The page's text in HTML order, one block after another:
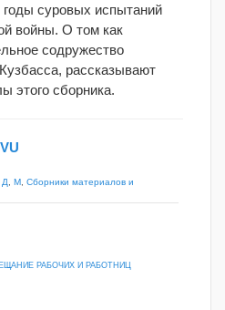
суровых испытаний
войны. О том как
содружество
рассказывают
этого сборника.
Д М Сборники материалов и
РАБОЧИХ И РАБОТНИЦ